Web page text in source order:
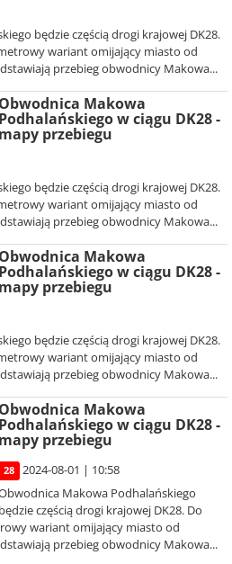
będzie częścią drogi krajowej DK28.
wariant omijający miasto od
przebieg obwodnicy Makowa...
Obwodnica Makowa
Podhalańskiego w ciągu DK28 -
mapy przebiegu
będzie częścią drogi krajowej DK28.
wariant omijający miasto od
przebieg obwodnicy Makowa...
Obwodnica Makowa
Podhalańskiego w ciągu DK28 -
mapy przebiegu
będzie częścią drogi krajowej DK28.
wariant omijający miasto od
przebieg obwodnicy Makowa...
Obwodnica Makowa
Podhalańskiego w ciągu DK28 -
mapy przebiegu
28
2024-08-01 | 10:58
Makowa Podhalańskiego
będzie częścią drogi krajowej DK28. Do
wariant omijający miasto od
przebieg obwodnicy Makowa...